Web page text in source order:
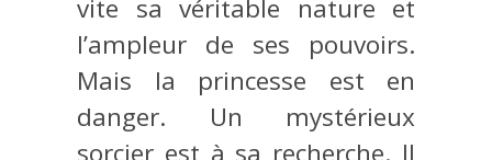
vite sa véritable nature et
l’ampleur de ses pouvoirs.
Mais la princesse est en
danger. Un mystérieux
sorcier est à sa recherche. Il